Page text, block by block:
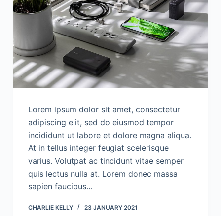
Lorem ipsum dolor sit amet, consectetur
adipiscing elit, sed do eiusmod tempor
incididunt ut labore et dolore magna aliqua.
At in tellus integer feugiat scelerisque
varius. Volutpat ac tincidunt vitae semper
quis lectus nulla at. Lorem donec massa
sapien faucibus…
CHARLIE KELLY 23 JANUARY 2021